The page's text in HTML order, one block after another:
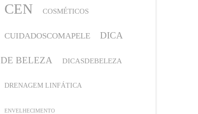
CEN COSMÉTICOS
CUIDADOSCOMAPELE DICA
DE BELEZA DICASDEBELEZA
DRENAGEM LINFÁTICA
ENVELHECIMENTO